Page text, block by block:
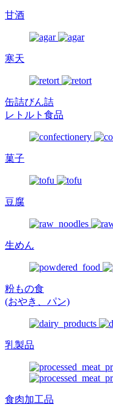
甘酒
寒天
缶詰びん詰
レトルト食品
菓子
豆腐
生めん
粉もの食
(おやき、パン)
乳製品
食肉加工品